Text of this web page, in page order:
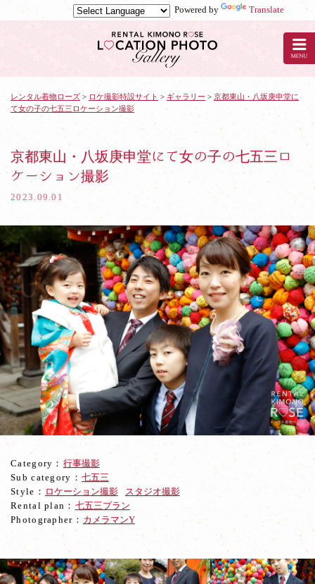
Powered by
Translate
ル
ー
ケ
撮
影：
京
都
東
山・
八
坂
庚
申
に
て
女
の
ロ
シ
ョ
レンタル着物ローズ > ロケ撮影特設サイト > ギャラリー > 京都東山・八坂庚申堂に
て女の子の七五三ロケーション撮影
京都東山・八坂庚申堂にて女の子の七五三ロ
ケーション撮影
2023.09.01
Category： 行事撮影
Sub category： 七五三
Style： ロケーション撮影
スタジオ撮影
Rental plan： 七五三プラン
Photographer： カメラマンY